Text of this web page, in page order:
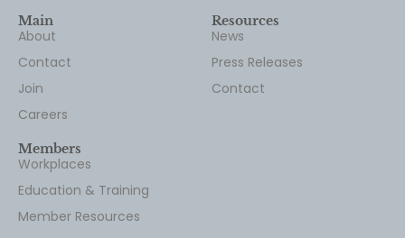
Main
About
Contact
Join
Careers
Resources
News
Press Releases
Contact
Members
Workplaces
Education & Training
Member Resources